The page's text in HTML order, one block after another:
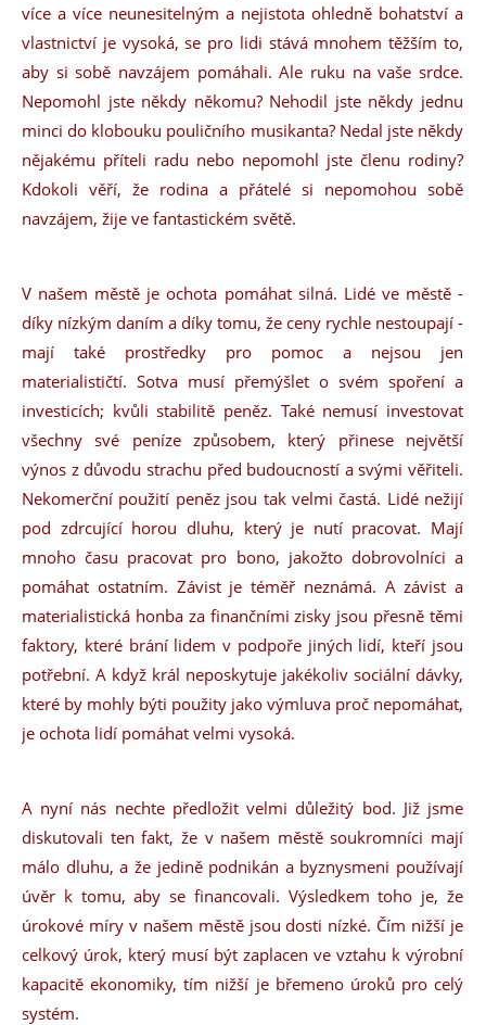
více a více neunesitelným a nejistota ohledně bohatství a
vlastnictví je vysoká, se pro lidi stává mnohem těžším to,
aby si sobě navzájem pomáhali. Ale ruku na vaše srdce.
Nepomohl jste někdy někomu? Nehodil jste někdy jednu
minci do klobouku pouličního musikanta? Nedal jste někdy
nějakému příteli radu nebo nepomohl jste členu rodiny?
Kdokoli věří, že rodina a přátelé si nepomohou sobě
navzájem, žije ve fantastickém světě.
V našem městě je ochota pomáhat silná. Lidé ve městě -
díky nízkým daním a díky tomu, že ceny rychle nestoupají -
mají také prostředky pro pomoc a nejsou jen
materialističtí. Sotva musí přemýšlet o svém spoření a
investicích; kvůli stabilitě peněz. Také nemusí investovat
všechny své peníze způsobem, který přinese největší
výnos z důvodu strachu před budoucností a svými věřiteli.
Nekomerční použití peněz jsou tak velmi častá. Lidé nežijí
pod zdrcující horou dluhu, který je nutí pracovat. Mají
mnoho času pracovat pro bono, jakožto dobrovolníci a
pomáhat ostatním. Závist je téměř neznámá. A závist a
materialistická honba za finančními zisky jsou přesně těmi
faktory, které brání lidem v podpoře jiných lidí, kteří jsou
potřební. A když král neposkytuje jakékoliv sociální dávky,
které by mohly býti použity jako výmluva proč nepomáhat,
je ochota lidí pomáhat velmi vysoká.
A nyní nás nechte předložit velmi důležitý bod. Již jsme
diskutovali ten fakt, že v našem městě soukromníci mají
málo dluhu, a že jedině podnikán a byznysmeni používají
úvěr k tomu, aby se financovali. Výsledkem toho je, že
úrokové míry v našem městě jsou dosti nízké. Čím nižší je
celkový úrok, který musí být zaplacen ve vztahu k výrobní
kapacitě ekonomiky, tím nižší je břemeno úroků pro celý
systém.